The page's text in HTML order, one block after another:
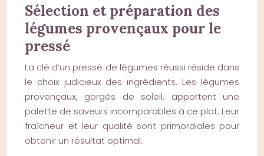
Sélection et préparation des
légumes provençaux pour le
pressé
La clé d’un pressé de légumes réussi réside dans
le choix judicieux des ingrédients. Les légumes
provençaux, gorgés de soleil, apportent une
palette de saveurs incomparables à ce plat. Leur
fraîcheur et leur qualité sont primordiales pour
obtenir un résultat optimal.